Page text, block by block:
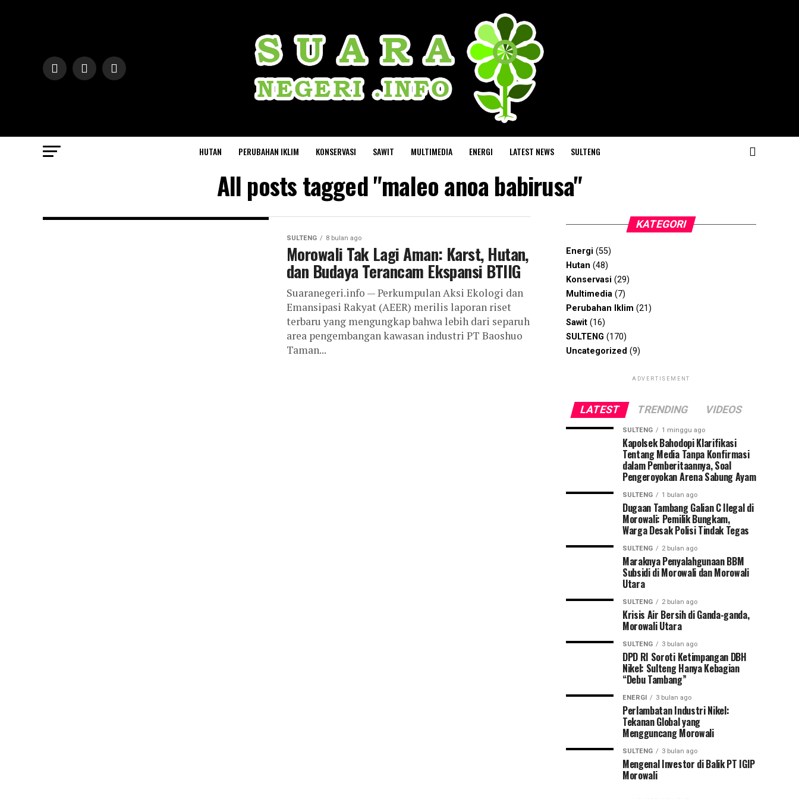
HUTAN PERUBAHAN IKLIM KONSERVASI SAWIT MULTIMEDIA ENERGI LATEST NEWS SULTENG
All posts tagged "maleo anoa babirusa"
SULTENG 8 bulan ago
Morowali Tak Lagi Aman: Karst, Hutan,
dan Budaya Terancam Ekspansi BTIIG
Suaranegeri.info — Perkumpulan Aksi Ekologi dan
Emansipasi Rakyat (AEER) merilis laporan riset
terbaru yang mengungkap bahwa lebih dari separuh
area pengembangan kawasan industri PT Baoshuo
Taman...
KATEGORI
Energi (55)
Hutan (48)
Konservasi (29)
Multimedia (7)
Perubahan Iklim (21)
Sawit (16)
SULTENG (170)
Uncategorized (9)
ADVERTISEMENT
LATEST TRENDING VIDEOS
SULTENG 1 minggu ago
Kapolsek Bahodopi Klarifikasi
Tentang Media Tanpa Konfirmasi
dalam Pemberitaannya, Soal
Pengeroyokan Arena Sabung Ayam
SULTENG 1 bulan ago
Dugaan Tambang Galian C Ilegal di
Morowali: Pemilik Bungkam,
Warga Desak Polisi Tindak Tegas
SULTENG 2 bulan ago
Maraknya Penyalahgunaan BBM
Subsidi di Morowali dan Morowali
Utara
SULTENG 2 bulan ago
Krisis Air Bersih di Ganda-ganda,
Morowali Utara
SULTENG 3 bulan ago
DPD RI Soroti Ketimpangan DBH
Nikel: Sulteng Hanya Kebagian
“Debu Tambang”
ENERGI 3 bulan ago
Perlambatan Industri Nikel:
Tekanan Global yang
Mengguncang Morowali
SULTENG 3 bulan ago
Mengenal Investor di Balik PT IGIP
Morowali